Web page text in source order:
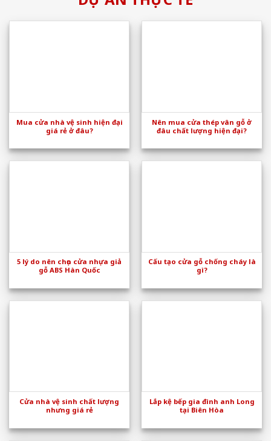
Mua cửa nhà vệ sinh hiện đại
giá rẻ ở đâu?
Nên mua cửa thép vân gỗ ở
đâu chất lượng hiện đại?
5 lý do nên chọn cửa nhựa giả
gỗ ABS Hàn Quốc
Cấu tạo cửa gỗ chống cháy là
gì?
Cửa nhà vệ sinh chất lượng
nhưng giá rẻ
Lắp kệ bếp gia đình anh Long
tại Biên Hòa